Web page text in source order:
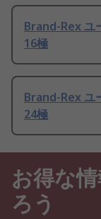
Brand-Rex ユ
16極
Brand-Rex ユ
24極
お得な
ろう